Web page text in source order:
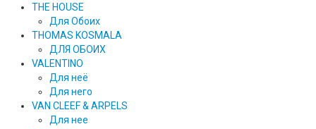
THE HOUSE
Для Обоих
THOMAS KOSMALA
ДЛЯ ОБОИХ
VALENTINO
Для неё
Для него
VAN CLEEF & ARPELS
Для нее